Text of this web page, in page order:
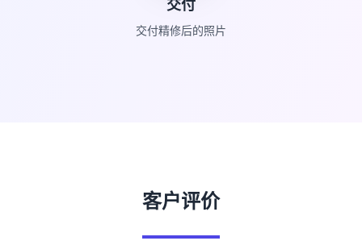
交付
交付精修后的照片
客户评价